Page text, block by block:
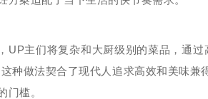
UP主们将复杂和大厨级别的菜品，通
这种做法契合了现代人追求高效和美味
门槛。